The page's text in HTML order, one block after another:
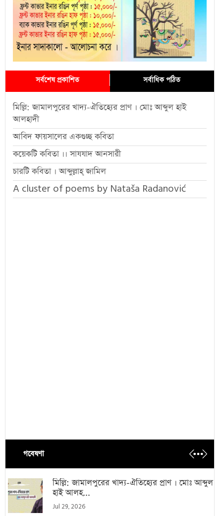
সর্বশেষ প্রকাশিত সর্বাধিক পঠিত
মিল্লি: জামালপুরের খাদ্য-ঐতিহ্যের প্রাণ । মোঃ আব্দুল হাই
আলহাদী
আবিদ ফায়সালের একগুচ্ছ কবিতা
কয়েকটি কবিতা ।। সাযযাদ আনসারী
চারটি কবিতা । আব্দুল্লাহ্ জামিল
A cluster of poems by Nataša Radanović
গবেষণা
মিল্লি: জামালপুরের খাদ্য-ঐতিহ্যের প্রাণ । মোঃ আব্দুল
হাই আলহ...
Jul 29, 2026